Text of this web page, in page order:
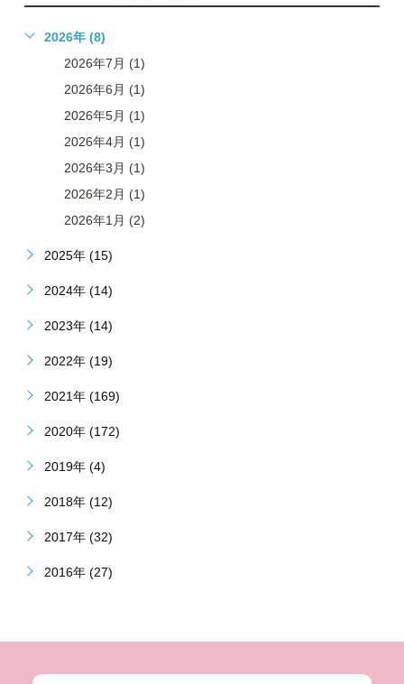
2026年 (8)
2026年7月 (1)
2026年6月 (1)
2026年5月 (1)
2026年4月 (1)
2026年3月 (1)
2026年2月 (1)
2026年1月 (2)
2025年 (15)
2024年 (14)
2023年 (14)
2022年 (19)
2021年 (169)
2020年 (172)
2019年 (4)
2018年 (12)
2017年 (32)
2016年 (27)